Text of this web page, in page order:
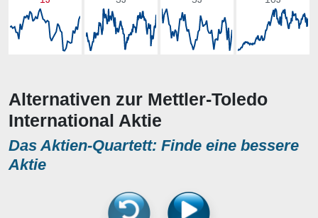
Alternativen zur Mettler-Toledo
International Aktie
Das Aktien-Quartett: Finde eine bessere
Aktie